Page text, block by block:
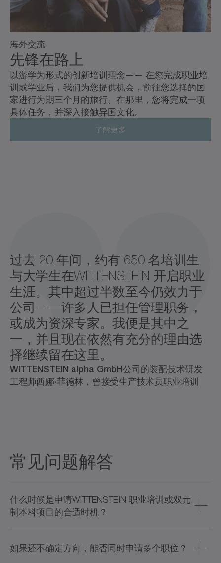
海外交流
先锋在路上
以游学为形式的创新培训理念—— 在您完成职业培
训或学业后，我们为您提供机会，前往您选择的国
家进行为期三个月的旅行。在那里，您将完成一项
具体任务，并深入接触异国文化。
了解更多
过去 20 年间，约有 650 名培训生
与大学生在WITTENSTEIN 开启职业
生涯。其中超过半数至今仍效力于
公司——许多人已担任管理职务，
或成为资深专家。我便是其中之
一，并且现在依然有充分的理由选
择继续留在这里。
WITTENSTEIN alpha GmbH公司的装配技术研发
工程师西娜·菲德林，曾接受生产技术员职业培训
常见问题解答
什么时候是申请WITTENSTEIN 职业培训或双元
制本科项目的合适时机？
心投入完成学业。当然，我们也欢迎您在最后时刻申请仍
在招聘中的空缺职位。
如果还不确定方向，能否同时申请多个职位？